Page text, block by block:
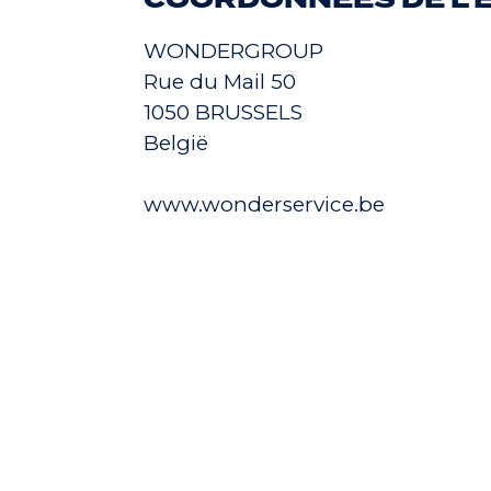
WONDERGROUP
Rue du Mail 50
1050 BRUSSELS
België
www.wonderservice.be